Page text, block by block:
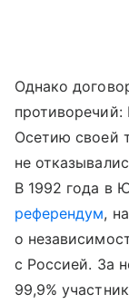
Однако
Осетию своей
не
В 1992 года в
референдум,
о
с Россией. За
99,9%